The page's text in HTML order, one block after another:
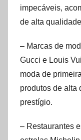
impecáveis,
de alta
– Marcas de
Gucci e Louis
moda de
produtos de alta
prestígio.
– Restaurantes